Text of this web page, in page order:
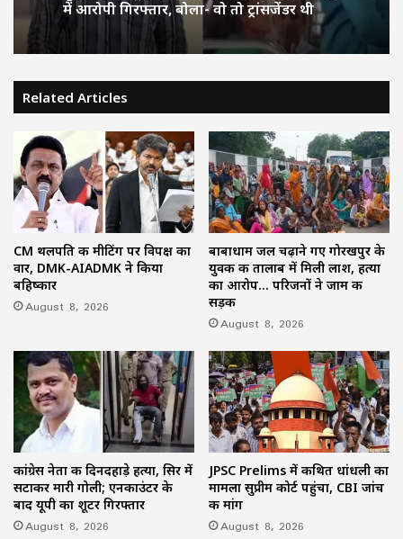
में आरोपी गिरफ्तार, बोला- वो तो ट्रांसजेंडर थी
Related Articles
CM थलपति की मीटिंग पर विपक्ष का
वार, DMK-AIADMK ने किया
बहिष्कार
August 8, 2026
बाबाधाम जल चढ़ाने गए गोरखपुर के
युवक की तालाब में मिली लाश, हत्या
का आरोप… परिजनों ने जाम की
सड़क
August 8, 2026
कांग्रेस नेता की दिनदहाड़े हत्या, सिर में
सटाकर मारी गोली; एनकाउंटर के
बाद यूपी का शूटर गिरफ्तार
August 8, 2026
JPSC Prelims में कथित धांधली का
मामला सुप्रीम कोर्ट पहुंचा, CBI जांच
की मांग
August 8, 2026